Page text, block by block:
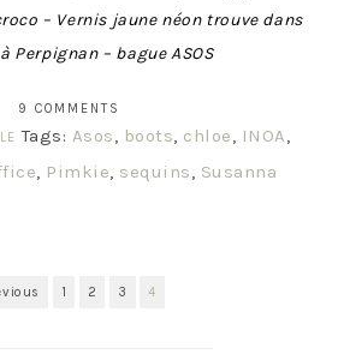
– Vernis jaune néon trouve dans
Perpignan – bague ASOS
9 COMMENTS
Tags: Asos, boots, chloe, INOA,
, Pimkie, sequins, Susanna
1 2 3 4